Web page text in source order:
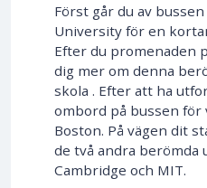
Först går du av
University för en
Efter du promenaden
dig mer om denna
skola . Efter att ha
ombord på bussen för
Boston. På vägen dit
de två andra berömda
Cambridge och MIT.